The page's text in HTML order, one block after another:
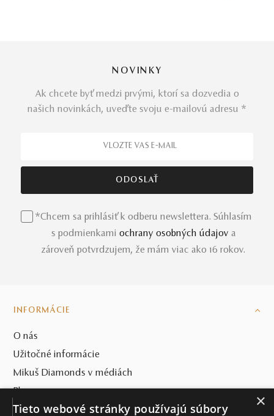
NOVINKY
Ak chcete byť medzi prvými, ktorí sa dozvedia o
našich novinkách, uveďte svoju e-mailovú adresu *
*Chcem sa prihlásiť k odberu newslettera. Súhlasím
s podmienkami ochrany osobných údajov a
zároveň potvrdzujem, že mám viac ako 16 rokov.
INFORMÁCIE
O nás
Užitočné informácie
Mikuš Diamonds v médiách
Blog
×
Tieto webové stránky používajú súbory